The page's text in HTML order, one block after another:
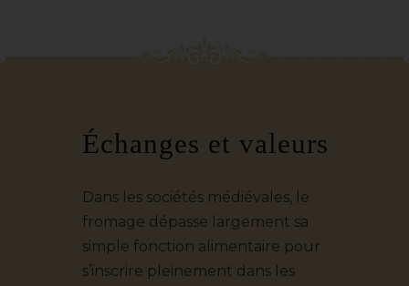
Échanges et valeurs
Dans les sociétés médiévales, le
fromage dépasse largement sa
simple fonction alimentaire pour
s’inscrire pleinement dans les